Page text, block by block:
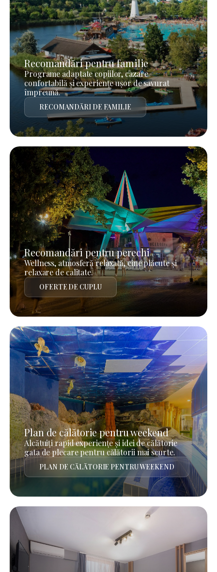
Recomandări pentru familie
Programe adaptate copiilor, cazare
confortabilă și experiențe ușor de savurat
împreună.
RECOMANDĂRI DE FAMILIE
Recomandări pentru perechi
Wellness, atmosferă relaxată, cine plăcute și
relaxare de calitate.
OFERTE DE CUPLU
Plan de călătorie pentru weekend
Alcătuiți rapid experiențe și idei de călătorie
gata de plecare pentru călătorii mai scurte.
PLAN DE CĂLĂTORIE PENTRU WEEKEND